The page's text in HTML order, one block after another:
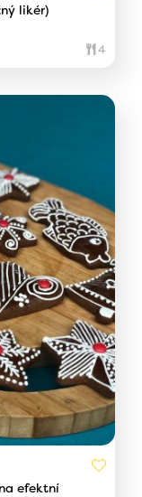
likér)
4
efektní